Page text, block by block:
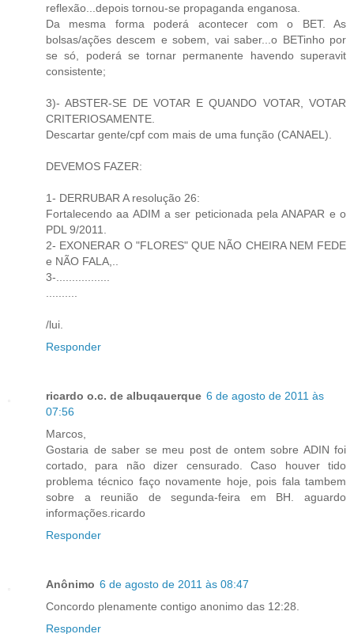
reflexão...depois tornou-se propaganda enganosa.
Da mesma forma poderá acontecer com o BET. As
bolsas/ações descem e sobem, vai saber...o BETinho por
se só, poderá se tornar permanente havendo superavit
consistente;
3)- ABSTER-SE DE VOTAR E QUANDO VOTAR, VOTAR
CRITERIOSAMENTE.
Descartar gente/cpf com mais de uma função (CANAEL).
DEVEMOS FAZER:
1- DERRUBAR A resolução 26:
Fortalecendo aa ADIM a ser peticionada pela ANAPAR e o
PDL 9/2011.
2- EXONERAR O "FLORES" QUE NÃO CHEIRA NEM FEDE
e NÃO FALA,..
3-.................
/lui.
Responder
ricardo o.c. de albuqauerque 6 de agosto de 2011 às
07:56
Marcos,
Gostaria de saber se meu post de ontem sobre ADIN foi
cortado, para não dizer censurado. Caso houver tido
problema técnico faço novamente hoje, pois fala tambem
sobre a reunião de segunda-feira em BH. aguardo
informações.ricardo
Responder
Anônimo 6 de agosto de 2011 às 08:47
Concordo plenamente contigo anonimo das 12:28.
Responder